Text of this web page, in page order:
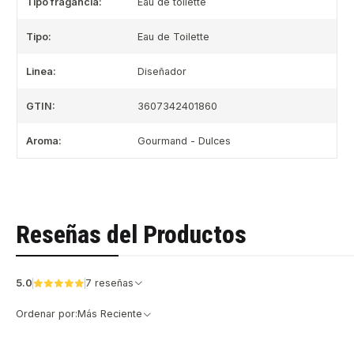
Tipo: Eau de Toilette
Linea: Diseñador
GTIN: 3607342401860
Aroma: Gourmand - Dulces
Reseñas del Productos
5.0 7 reseñas
Ordenar por:Más Reciente